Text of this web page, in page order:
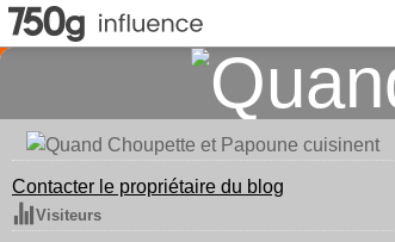
Contacter le propriétaire du blog
Visiteurs